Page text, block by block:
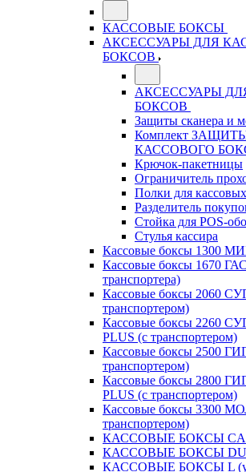
КАССОВЫЕ БОКСЫ
АКСЕССУАРЫ ДЛЯ
БОКСОВ
АКСЕССУАРЫ
БОКСОВ
Защиты сканера и
Комплект
КАССОВОГО
Крючок-пакетницы
Ограничитель
Полки для
Разделитель
Стойка для POS-
Стулья кассира
Кассовые боксы 1300
Кассовые боксы 1670
транспортера)
Кассовые боксы 2060
транспортером)
Кассовые боксы 2260
PLUS (с транспортером)
Кассовые боксы 2500
транспортером)
Кассовые боксы 2800
PLUS (с транспортером)
Кассовые боксы 3300
транспортером)
КАССОВЫЕ БОКСЫ
КАССОВЫЕ БОКСЫ
КАССОВЫЕ БОКСЫ L